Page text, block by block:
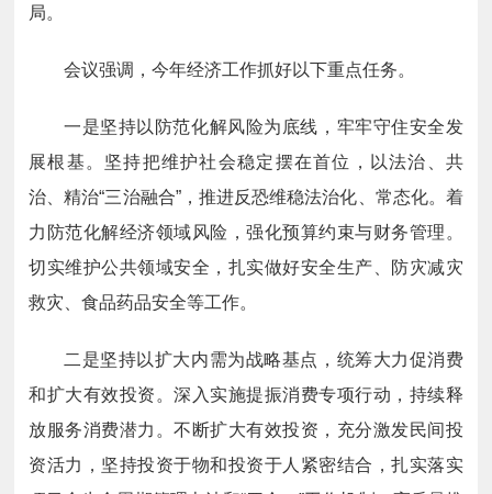
局。
会议强调，今年经济工作抓好以下重点任务。
一是坚持以防范化解风险为底线，牢牢守住安全发
展根基。坚持把维护社会稳定摆在首位，以法治、共
治、精治“三治融合”，推进反恐维稳法治化、常态化。着
力防范化解经济领域风险，强化预算约束与财务管理。
切实维护公共领域安全，扎实做好安全生产、防灾减灾
救灾、食品药品安全等工作。
二是坚持以扩大内需为战略基点，统筹大力促消费
和扩大有效投资。深入实施提振消费专项行动，持续释
放服务消费潜力。不断扩大有效投资，充分激发民间投
资活力，坚持投资于物和投资于人紧密结合，扎实落实